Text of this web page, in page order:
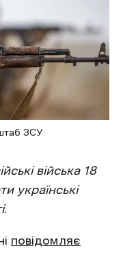
ЗСУ
війська 18
українські
повідомляє